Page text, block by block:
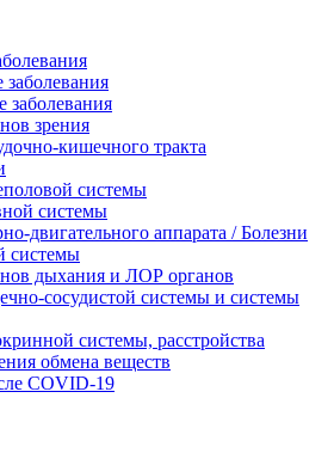
заболевания
зрения
кишечного тракта
системы
системы
двигательного аппарата / Болезни
системы
дыхания и ЛОР органов
сосудистой системы и системы
системы, расстройства
обмена веществ
COVID-19